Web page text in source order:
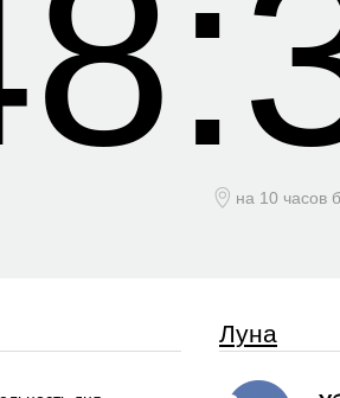
на 10 часов
Луна